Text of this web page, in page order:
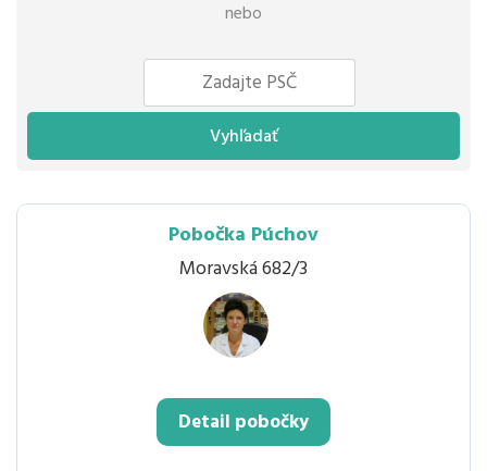
nebo
Vyhľadať
Pobočka Púchov
Moravská 682/3
Detail pobočky